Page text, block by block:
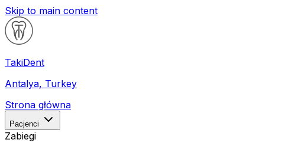
Skip to main content
TakiDent
Antalya, Turkey
Strona główna
Pacjenci
Zabiegi